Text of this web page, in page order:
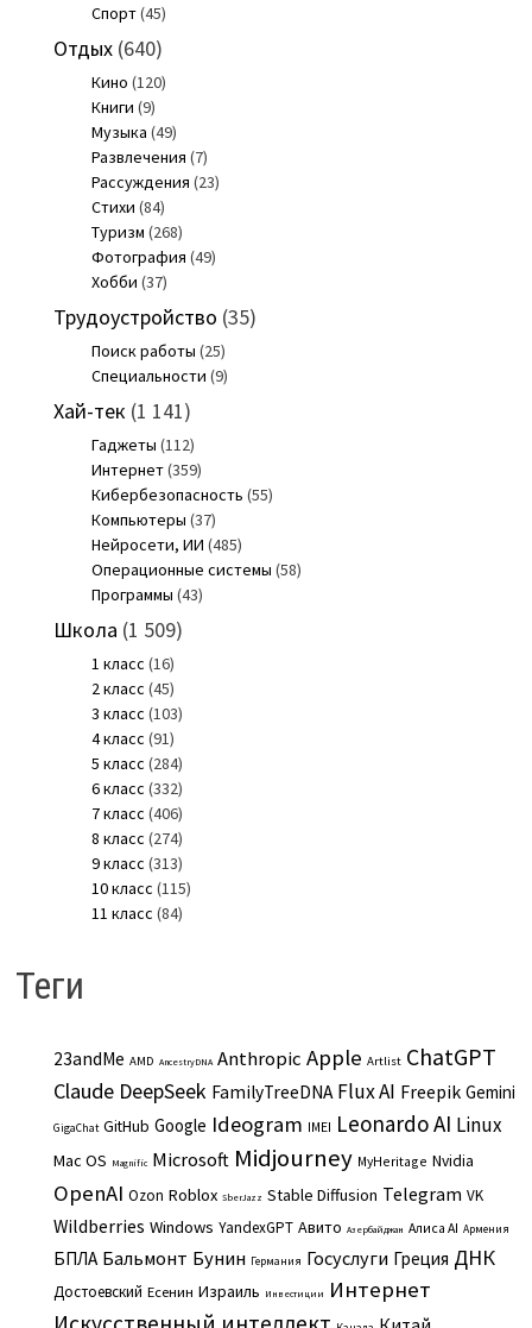
Спорт(45)
Отдых(640)
Кино (120)
Книги (9)
Музыка (49)
Развлечения (7)
Рассуждения (23)
Стихи (84)
Туризм (268)
Фотография (49)
Хобби (37)
Трудоустройство (35)
Поиск работы (25)
Специальности (9)
Хай-тек (1 141)
Гаджеты (112)
Интернет(359)
Кибербезопасность (55)
Компьютеры (37)
Нейросети, ИИ (485)
Операционные системы (58)
Программы (43)
Школа (1 509)
1 класс (16)
2 класс (45)
3 класс (103)
4 класс (91)
5 класс (284)
6 класс (332)
7 класс (406)
8 класс (274)
9 класс (313)
10 класс (115)
11 класс (84)
Теги
23andMe AMD AncestryDNA Anthropic Apple Artlist ChatGPT
Claude DeepSeek FamilyTreeDNA Flux AI Freepik Gemini
GigaChat GitHub Google Ideogram IMEI Leonardo AI Linux
Mac OS Magnific Microsoft Midjourney MyHeritage Nvidia
OpenAI Ozon Roblox SberJazz Stable Diffusion Telegram VK
Wildberries Windows YandexGPT Авито Азербайджан Алиса AI Армения
БПЛА Бальмонт Бунин Германия Госуслуги Греция ДНК
Достоевский Есенин Израиль Инвестиции Интернет